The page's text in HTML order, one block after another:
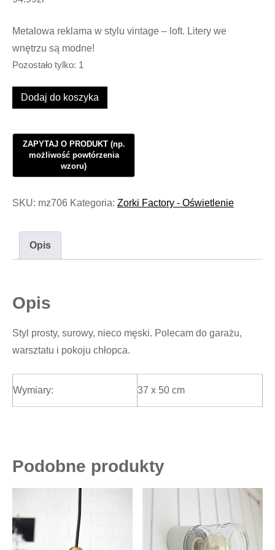
Metalowa reklama w stylu vintage – loft. Litery we
wnętrzu są modne!
Pozostało tylko: 1
ilość
Szyld
Vintage
by
Project
York
#398
Dodaj do koszyka
SKU: mz706 Kategoria: Zorki Factory - Oświetlenie
Opis
Opis
Styl prosty, surowy, nieco męski. Polecam do garażu,
warsztatu i pokoju chłopca.
Wymiary: 37 x 50 cm
Podobne produkty